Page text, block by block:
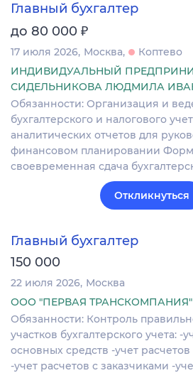
Главный бухгалтер
до 80 000 ₽
17 июля 2026 Москва
Коптево
ИНДИВИДУАЛЬНЫЙ
СИДЕЛЬНИКОВА ЛЮДМИЛА
Обязанности: Организация и
бухгалтерского и налогового
аналитических отчетов для
финансовом планировании
своевременная сдача
Откликнуться
Главный бухгалтер
150 000
22 июля 2026 Москва
ООО "ПЕРВАЯ ТРАНСКОМПАНИЯ"
Обязанности: Контроль
участков бухгалтерского учета: -
основных средств -учет
-учет расчетов с заказчиками -